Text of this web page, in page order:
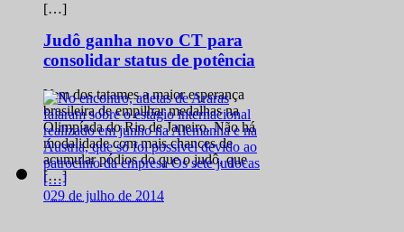
[…]
Judô ganha novo CT para
consolidar status de potência
Vem dos tatames a maior esperança
brasileira de empilhar medalhas na
Olimpíada do Rio de Janeiro. Não há
modalidade com mais chances de
acumular pódios do que o judô, que
[…]
029 de julho de 2014